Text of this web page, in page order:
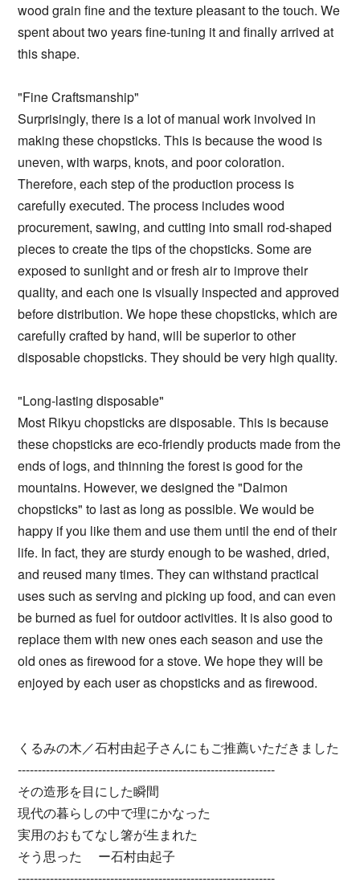
wood grain fine and the texture pleasant to the touch. We
spent about two years fine-tuning it and finally arrived at
this shape.
"Fine Craftsmanship"
Surprisingly, there is a lot of manual work involved in
making these chopsticks. This is because the wood is
uneven, with warps, knots, and poor coloration.
Therefore, each step of the production process is
carefully executed. The process includes wood
procurement, sawing, and cutting into small rod-shaped
pieces to create the tips of the chopsticks. Some are
exposed to sunlight and or fresh air to improve their
quality, and each one is visually inspected and approved
before distribution. We hope these chopsticks, which are
carefully crafted by hand, will be superior to other
disposable chopsticks. They should be very high quality.
"Long-lasting disposable"
Most Rikyu chopsticks are disposable. This is because
these chopsticks are eco-friendly products made from the
ends of logs, and thinning the forest is good for the
mountains. However, we designed the "Daimon
chopsticks" to last as long as possible. We would be
happy if you like them and use them until the end of their
life. In fact, they are sturdy enough to be washed, dried,
and reused many times. They can withstand practical
uses such as serving and picking up food, and can even
be burned as fuel for outdoor activities. It is also good to
replace them with new ones each season and use the
old ones as firewood for a stove. We hope they will be
enjoyed by each user as chopsticks and as firewood.
くるみの木／石村由起子さんにもご推薦いただきました
----------------------------------------------------------------
その造形を目にした瞬間
現代の暮らしの中で理にかなった
実用のおもてなし箸が生まれた
そう思った ー石村由起子
----------------------------------------------------------------